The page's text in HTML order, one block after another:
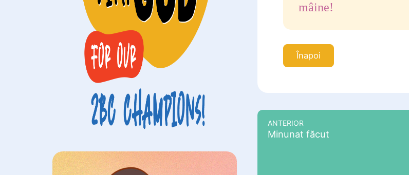
mâine!
Înapoi
ANTERIOR
Minunat făcut